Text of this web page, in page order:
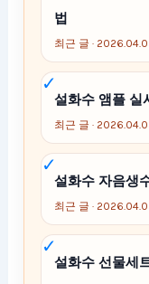
법
최근 글 ·
설화수 앰플 실
최근 글 ·
설화수 자음생
최근 글 ·
설화수 선물세